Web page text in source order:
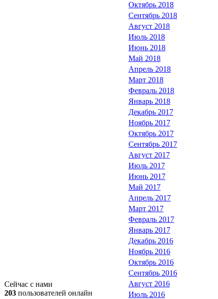
Сейчас с нами
203 пользователей онлайн
Октябрь 2018
Сентябрь 2018
Август 2018
Июль 2018
Июнь 2018
Май 2018
Апрель 2018
Март 2018
Февраль 2018
Январь 2018
Декабрь 2017
Ноябрь 2017
Октябрь 2017
Сентябрь 2017
Август 2017
Июль 2017
Июнь 2017
Май 2017
Апрель 2017
Март 2017
Февраль 2017
Январь 2017
Декабрь 2016
Ноябрь 2016
Октябрь 2016
Сентябрь 2016
Август 2016
Июль 2016